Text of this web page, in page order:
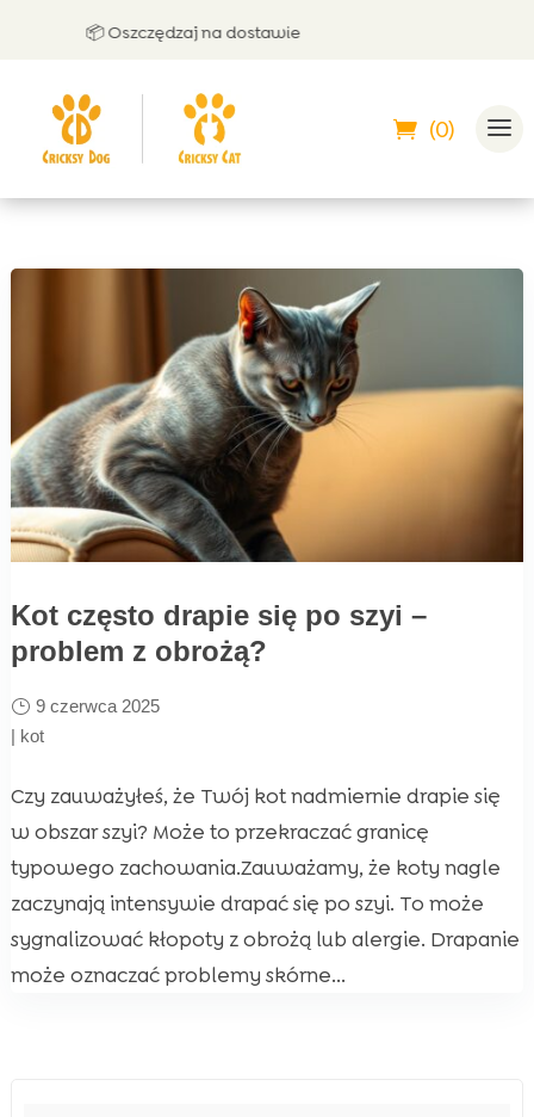
📦 Oszczędzaj na dostawie
(0)
Kot często drapie się po szyi –
problem z obrożą?
9 czerwca 2025
| kot
Czy zauważyłeś, że Twój kot nadmiernie drapie się
w obszar szyi? Może to przekraczać granicę
typowego zachowania.Zauważamy, że koty nagle
zaczynają intensywie drapać się po szyi. To może
sygnalizować kłopoty z obrożą lub alergie. Drapanie
może oznaczać problemy skórne...